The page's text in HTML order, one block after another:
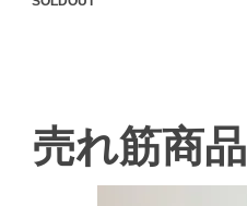
売れ筋商品